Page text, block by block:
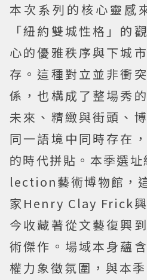
本次系列的核心靈感
「紐約雙城性格」的
心的優雅秩序與下城
存。這種對立並非衝
係，也構成了整場秀
未來、精緻與街頭、
同一語境中同時存在
的時代拼貼。本季選
lection藝術博物館，
家Henry Clay Frick
今收藏著從文藝復興
術傑作。場域本身蘊
權力象徵氛圍，與本